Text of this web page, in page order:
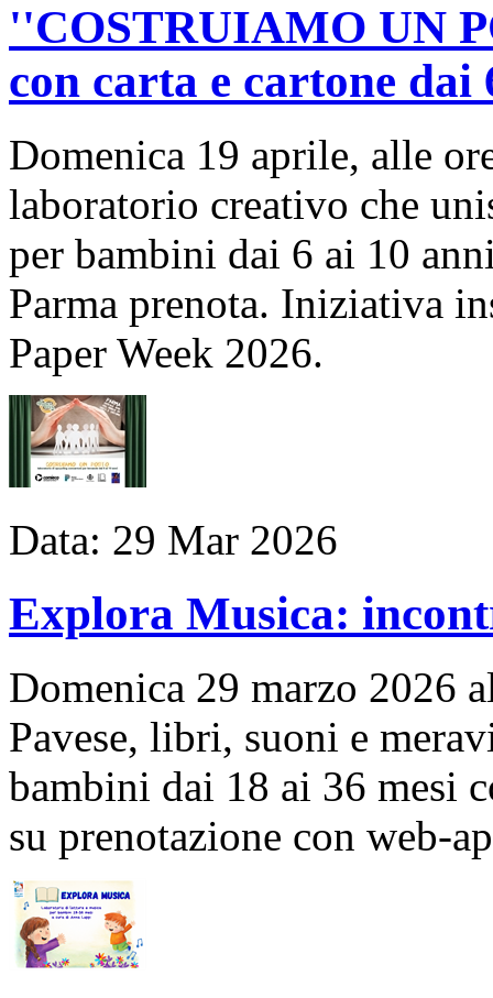
''COSTRUIAMO UN
con carta e cartone dai
Domenica 19 aprile, alle
laboratorio creativo che
per bambini dai 6 ai 10
Parma prenota. Iniziativa
Paper Week 2026.
Data: 29 Mar 2026
Explora Musica:
Domenica 29 marzo 2026
Pavese, libri, suoni e
bambini dai 18 ai 36 mesi
su prenotazione con web-